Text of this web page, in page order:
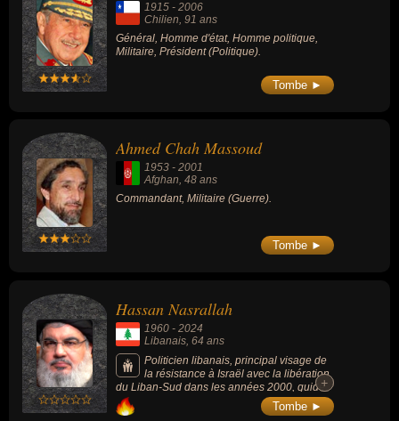
1915 - 2006
Chilien , 91 ans
Général, Homme d'état, Homme politique,
Militaire, Président (Politique).
Tombe ►
Ahmed Chah Massoud
1953 - 2001
Afghan, 48 ans
Commandant, Militaire (Guerre).
Tombe ►
Hassan Nasrallah
1960 - 2024
Libanais, 64 ans
Politicien libanais, principal visage de
la résistance à Israël avec la libération
du Liban-Sud dans les années 2000, guide
religieux du Hezbollah (mouvement politique
islamiste chiite libanais), il fut l'un des
+
+
Tombe ►